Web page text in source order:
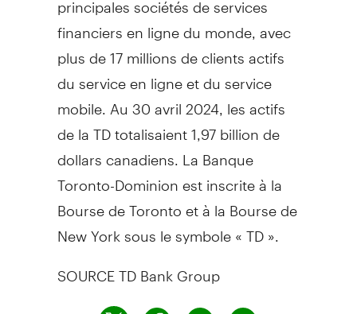
financiers en ligne du monde, avec
plus de 17 millions de clients actifs
du service en ligne et du service
mobile. Au 30 avril 2024, les actifs
de la TD totalisaient 1,97 billion de
dollars canadiens. La Banque
Toronto-Dominion est inscrite à la
Bourse deTorontoet à la Bourse de
New Yorksous le symbole « TD ».
SOURCE TD Bank Group